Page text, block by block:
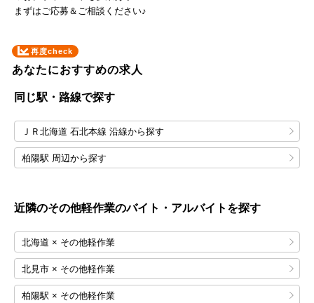
まずはご応募＆ご相談ください♪
再度check
あなたにおすすめの求人
同じ駅・路線で探す
ＪＲ北海道 石北本線 沿線から探す
柏陽駅 周辺から探す
近隣のその他軽作業のバイト・アルバイトを探す
北海道 × その他軽作業
北見市 × その他軽作業
柏陽駅 × その他軽作業